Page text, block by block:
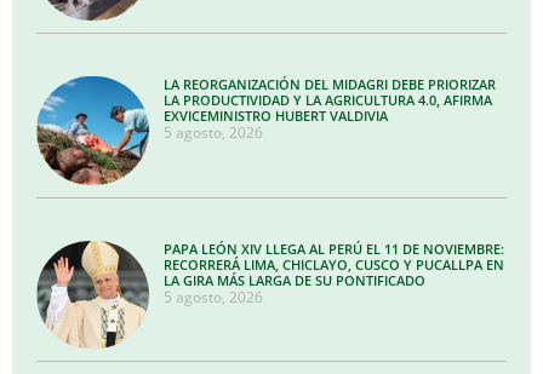
LA REORGANIZACIÓN DEL MIDAGRI DEBE PRIORIZAR
LA PRODUCTIVIDAD Y LA AGRICULTURA 4.0, AFIRMA
EXVICEMINISTRO HUBERT VALDIVIA
5 agosto, 2026
PAPA LEÓN XIV LLEGA AL PERÚ EL 11 DE NOVIEMBRE:
RECORRERÁ LIMA, CHICLAYO, CUSCO Y PUCALLPA EN
LA GIRA MÁS LARGA DE SU PONTIFICADO
5 agosto, 2026